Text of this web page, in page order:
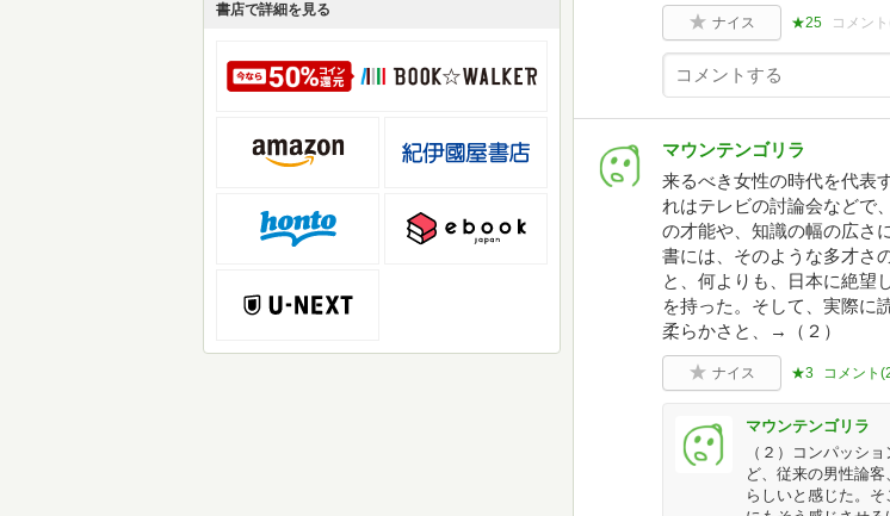
書店で詳細を見る
ナイス ★25 コメン
マウンテンゴリラ
来るべき女性の時代を代表
れはテレビの討論会などで
の才能や、知識の幅の広さ
書には、そのような多才さ
と、何よりも、日本に絶望
を持った。そして、実際に
柔らかさと、→（２）
ナイス ★3 コメント(
マウンテンゴリラ
（２）コンパッシ
ど、従来の男性論
らしいと感じた。